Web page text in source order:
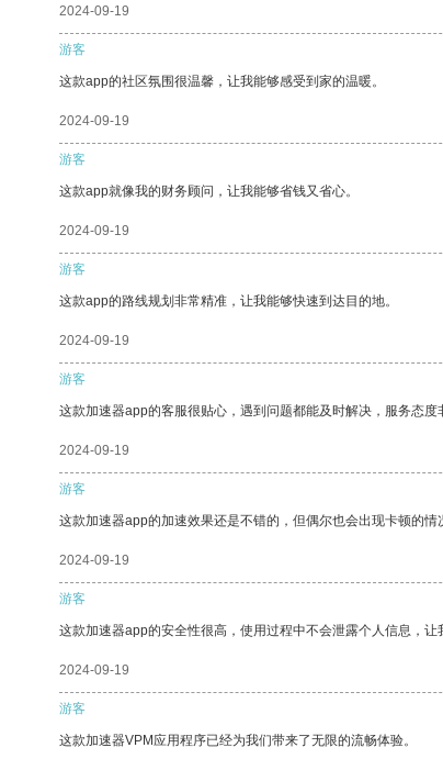
2024-09-19
游客
这款app的社区氛围很温馨，让我能够感受到家的温暖。
2024-09-19
游客
这款app就像我的财务顾问，让我能够省钱又省心。
2024-09-19
游客
这款app的路线规划非常精准，让我能够快速到达目的地。
2024-09-19
游客
这款加速器app的客服很贴心，遇到问题都能及时解决，服务态度
2024-09-19
游客
这款加速器app的加速效果还是不错的，但偶尔也会出现卡顿的情
2024-09-19
游客
这款加速器app的安全性很高，使用过程中不会泄露个人信息，让
2024-09-19
游客
这款加速器VPM应用程序已经为我们带来了无限的流畅体验。